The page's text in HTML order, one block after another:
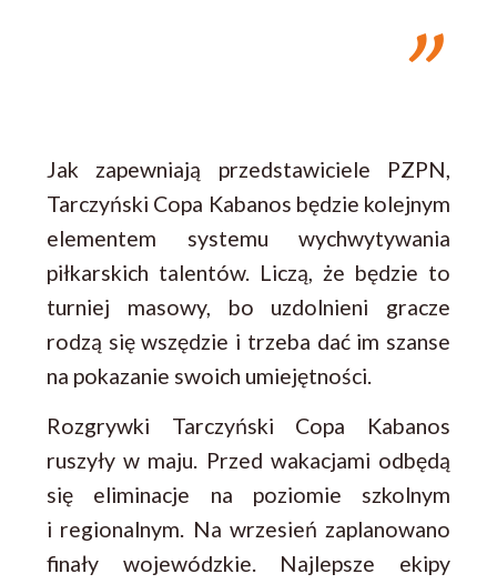
Jak zapewniają przedstawiciele PZPN,
Tarczyński Copa Kabanos będzie kolejnym
elementem systemu wychwytywania
piłkarskich talentów. Liczą, że będzie to
turniej masowy, bo uzdolnieni gracze
rodzą się wszędzie i trzeba dać im szanse
na pokazanie swoich umiejętności.
Rozgrywki Tarczyński Copa Kabanos
ruszyły w maju. Przed wakacjami odbędą
się eliminacje na poziomie szkolnym
i regionalnym. Na wrzesień zaplanowano
finały wojewódzkie. Najlepsze ekipy